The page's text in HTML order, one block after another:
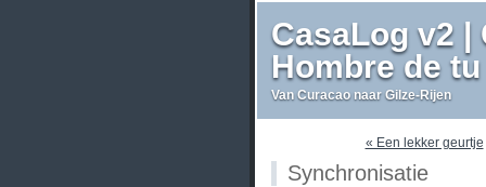
CasaLog v2 |
Hombre de tu
Van Curacao naar Gilze-Rijen
« Een lekker geurtje
Synchronisatie